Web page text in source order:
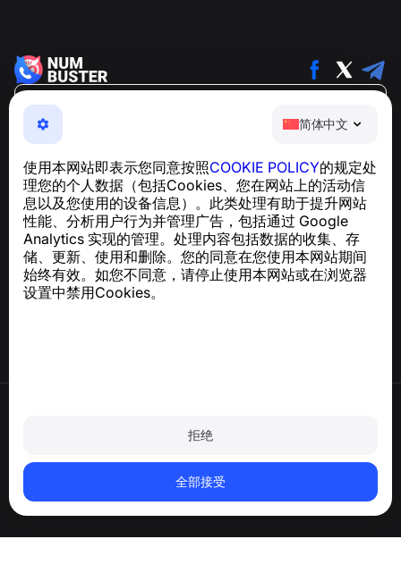
简体中文
使用本网站即表示您同意按照COOKIE POLICY的规定处
理您的个人数据（包括Cookies、您在网站上的活动信
息以及您使用的设备信息）。此类处理有助于提升网站
性能、分析用户行为并管理广告，包括通过 Google
Analytics 实现的管理。处理内容包括数据的收集、存
储、更新、使用和删除。您的同意在您使用本网站期间
始终有效。如您不同意，请停止使用本网站或在浏览器
设置中禁用Cookies。
拒绝
全部接受
NumBuster © 2013—2026 ·
support@numbuster.com
和骚扰短信的侵害
关于 GDPR 合规的咨询：support@numbuster.com
帮助中心
新闻与文章
关于项目
联系方式
删除账户和个人数据